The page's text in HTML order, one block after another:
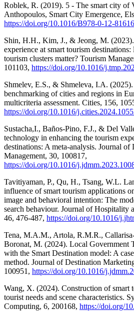
Roblek, R. (2019). 5 - The smart city of
Anthopoulos, Smart City Emergence,
https://doi.org/10.1016/B978-0-12-
Shin, H.H., Kim, J., & Jeong, M.
experience at smart tourism
tourism clusters matter? Tourism
101103, https://doi.org/10.1016/
Shmelev, E.S., & Shmeleva, I.A. (2025).
benchmarking of cities and regions in
multicriteria assessment. Cities, 156,
https://doi.org/10.1016/
Sustacha,I., Baños-Pino, F.J., & Del
technology in enhancing the tourism
destinations: A meta-analysis. Journal
Management, 30, 100817,
https://doi.org/10.1016/
Tavitiyaman, P., Qu, H., Tsang, W.L.
influence of smart tourism applications
image and behavioral intention: The
search behaviour. Journal of Hospitality
46, 476-487, https://doi.org/10.1016/
Tena, M.A.M., Artola, R.M.R.,
Boronat, M. (2024). Local Government
with the Smart Destination model: A
method. Journal of Destination
100951, https://doi.org/10.1016/
Wang, X. (2024). Construction of smart
tourist needs and scene characteristics.
Computing, 6, 200168, https://doi.org/